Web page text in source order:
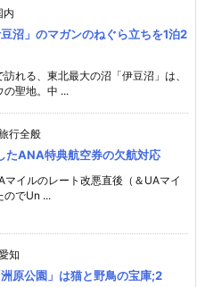
内
沼」のマガンのねぐら立ちを1泊2
れる、東北最大の沼「伊豆沼」は、
の聖地。中 ...
行全般
たANA特典航空券の欠航対応
マイルのレート改悪直後（＆UAマイ
のでUn ...
知
原公園」は猫と野鳥の宝庫;2